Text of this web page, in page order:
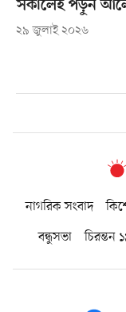
সকালেই পড়ুন
২৯ জুলাই ২০২৬
নাগরিক সংবাদ
বন্ধুসভা
চিরন্তন